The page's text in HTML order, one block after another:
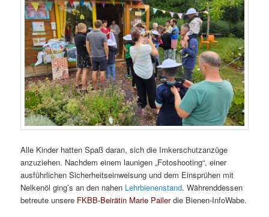
Alle Kinder hatten Spaß daran, sich die Imkerschutzanzüge
anzuziehen. Nachdem einem launigen „Fotoshooting“, einer
ausführlichen Sicherheitseinweisung und dem Einsprühen mit
Nelkenöl ging’s an den nahen Lehrbienenstand. Währenddessen
betreute unsere FKBB-Beirätin Marie Pailerdie Bienen-InfoWabe.